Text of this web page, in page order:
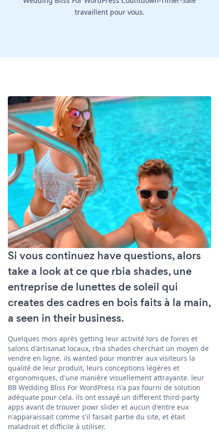
travaillent pour vous.
Si vous continuez have questions, alors
take a look at ce que rbia shades, une
entreprise de lunettes de soleil qui
creates des cadres en bois faits à la main,
a seen in their business.
Quelques mois après getting leur activité lors de foires et
salons d'artisanat locaux, rbia shades cherchait un moyen de
vendre en ligne. ils wanted pour montrer aux visiteurs la
qualité de leur produit, leurs conceptions légères et
ergonomiques, d'une manière visuellement attrayante. leur
BB Wedding Bliss For WordPress n'a pas fourni de solution
adéquate pour cela. ils ont essayé un different third-party
apps avant de trouver powr slider et aucun d'entre eux
n'apparaissait comme s'il faisait partie du site, et était
maladroit et difficile à utiliser.